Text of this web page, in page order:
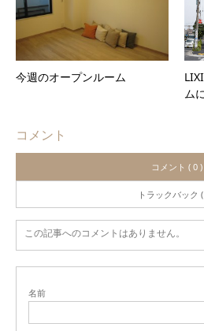
今週のオープンルーム
ム
コメント
コメント ( 0 )
トラックバック
この記事へのコメントはありません。
名前